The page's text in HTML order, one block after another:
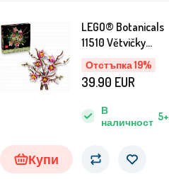
Отстъпка 19%
LEGO® Botanicals
11510 Větvičky
magnólie
В
наличност 5+
39.90 EUR
Купи